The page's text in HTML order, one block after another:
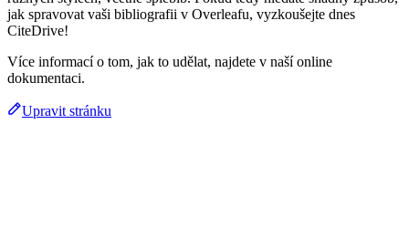
jak spravovat vaši bibliografii v Overleafu, vyzkoušejte dnes
CiteDrive!
Více informací o tom, jak to udělat, najdete v naší online
dokumentaci.
Upravit stránku